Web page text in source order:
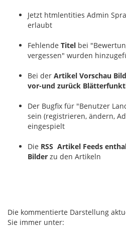
Jetzt htmlentities Admin
erlaubt
Fehlende Titel bei
vergessen" wurden
Bei der Artikel Vorschau
vor-und zurück
Der Bugfix für "Benutzer
sein (registrieren, ändern,
eingespielt
Die RSS Artikel Feeds
Bilder zu den Artikeln
Die kommentierte Darstellung
Sie immer unter: